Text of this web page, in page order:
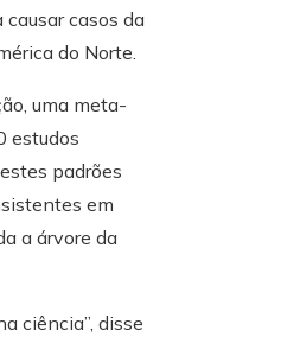
casos da
do Norte.
uma meta-
estudos
padrões
em
a árvore da
ciência”, disse